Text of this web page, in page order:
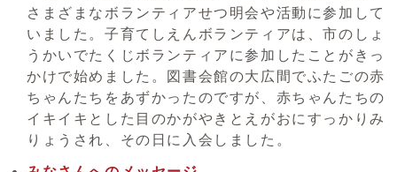
さまざまなボランティアせつ明会や活動に参加して
いました。子育てしえんボランティアは、市のしょ
うかいでたくじボランティアに参加したことがきっ
かけで始めました。図書会館の大広間でふたごの赤
ちゃんたちをあずかったのですが、赤ちゃんたちの
イキイキとした目のかがやきとえがおにすっかりみ
りょうされ、その日に入会しました。